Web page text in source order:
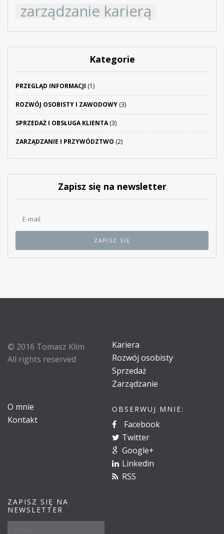
zarządzanie karierą
Kategorie
PRZEGLĄD INFORMACJI (1)
ROZWÓJ OSOBISTY I ZAWODOWY (3)
SPRZEDAŻ I OBSŁUGA KLIENTA(3)
ZARZĄDZANIE I PRZYWÓDZTWO (2)
Zapisz się na newsletter
© 2016 Tomasz Klim
All rights reserved
Kariera
Rozwój osobisty
Sprzedaż
Zarządzanie
O mnie
Kontakt
OBSERWUJ MNIE:
Facebook
Twitter
Google+
Linkedin
RSS
ZAPISZ SIĘ NA
NEWSLETTER